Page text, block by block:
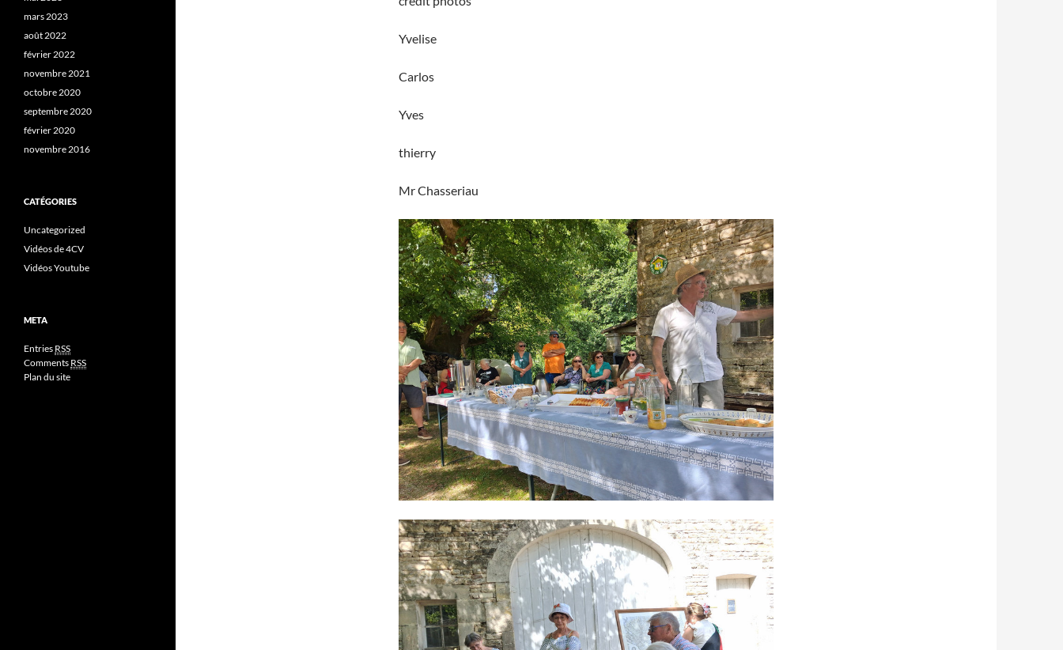
Yvelise
Carlos
Yves
thierry
Mr Chasseriau
mars 2023
août 2022
février 2022
novembre 2021
octobre 2020
septembre 2020
février 2020
novembre 2016
CATÉGORIES
Uncategorized
Vidéos de 4CV
Vidéos Youtube
META
Entries RSS
Comments RSS
Plan du site